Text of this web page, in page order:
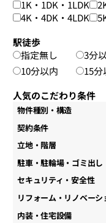
1K・1DK・1LDK
4K・4DK・4LDK
駅徒歩
指定無し
3分
10分以内
15分
人気のこだわり条件
物件種別・構造
契約条件
立地・階層
駐車・駐輪場・ゴミ出し
セキュリティ・安全性
リフォーム・リノベーシ
内装・住宅設備